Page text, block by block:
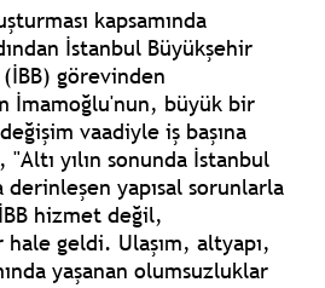
kapsamında
İstanbul Büyükşehir
(İBB) görevinden
İmamoğlu'nun, büyük bir
vaadiyle iş başına
yılın sonunda İstanbul
yapısal sorunlarla
hizmet değil,
hale geldi. Ulaşım, altyapı,
yaşanan olumsuzluklar